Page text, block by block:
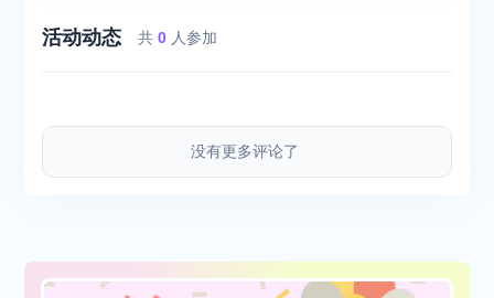
活动动态 共0 人参加
没有更多评论了